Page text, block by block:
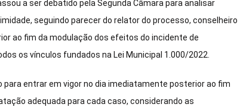
a ser debatido pela Segunda Câmara para analisar
seguindo parecer do relator do processo, conselheiro
ao fim da modulação dos efeitos do incidente de
os vínculos fundados na Lei Municipal 1.000/2022.
entrar em vigor no dia imediatamente posterior ao fim
adequada para cada caso, considerando as